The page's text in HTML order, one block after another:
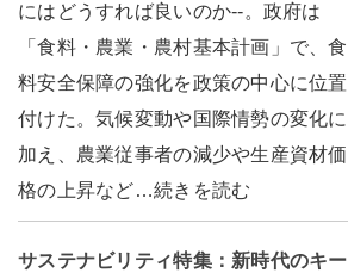
にはどうすれば良いのか--。政府は
「食料・農業・農村基本計画」で、食
料安全保障の強化を政策の中心に位置
付けた。気候変動や国際情勢の変化に
加え、農業従事者の減少や生産資材価
格の上昇など…続きを読む
サステナビリティ特集：新時代のキー